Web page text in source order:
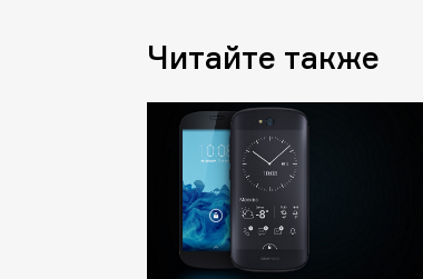
Читайте также